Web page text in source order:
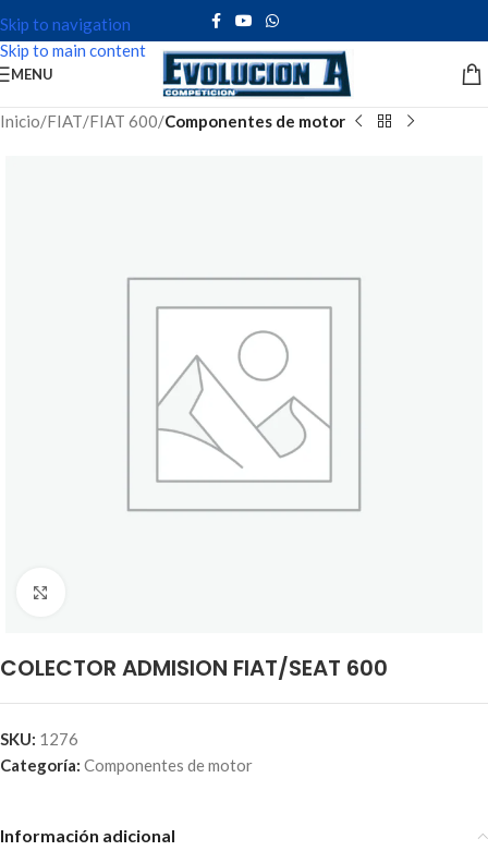
Skip to navigation
Skip to main content
MENU
Inicio FIAT FIAT 600 Componentes de motor
COLECTOR ADMISION FIAT/SEAT 600
SKU: 1276
Categoría: Componentes de motor
Información adicional